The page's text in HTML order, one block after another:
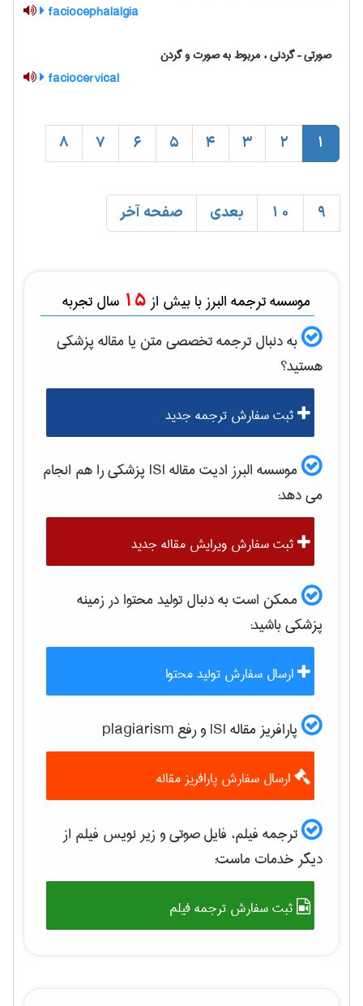
faciocephalalgia
صورتی – گردنی ، مربوط به صورت و گردن
faciocervical
1
2
3
4
5
6
7
8
9
10 بعدی صفحه آخر
موسسه ترجمه البرز با بیش از 15 سال تجربه
به دنبال ترجمه تخصصی متن یا مقالهپزشكی
هستید؟
ثبت سفارش ترجمه جدید
موسسه البرز ادیت مقاله ISI پزشكیرا هم انجام
می دهد:
ثبت سفارش ویرایش مقاله جدید
ممکن است به دنبال تولید محتوا در زمینه
پزشكیباشید:
ارسال سفارش تولید محتوا
پارافریز مقاله ISI و رفع plagiarism
ارسال سفارش پارافریز مقاله
ترجمه فیلم، فایل صوتی و زیر نویس فیلم از
دیگر خدمات ماست:
ثبت سفارش ترجمه فیلم